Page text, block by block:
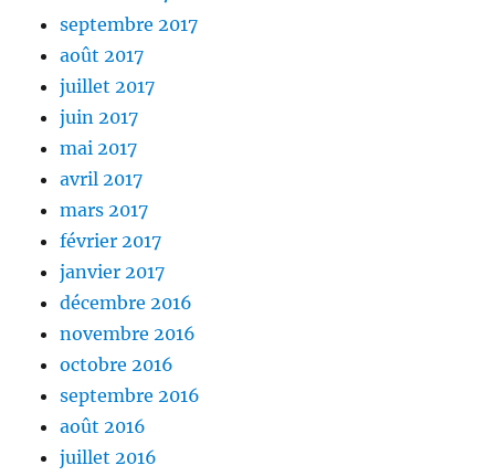
septembre 2017
août 2017
juillet 2017
juin 2017
mai 2017
avril 2017
mars 2017
février 2017
janvier 2017
décembre 2016
novembre 2016
octobre 2016
septembre 2016
août 2016
juillet 2016